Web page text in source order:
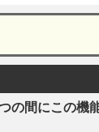
つの間にこの機